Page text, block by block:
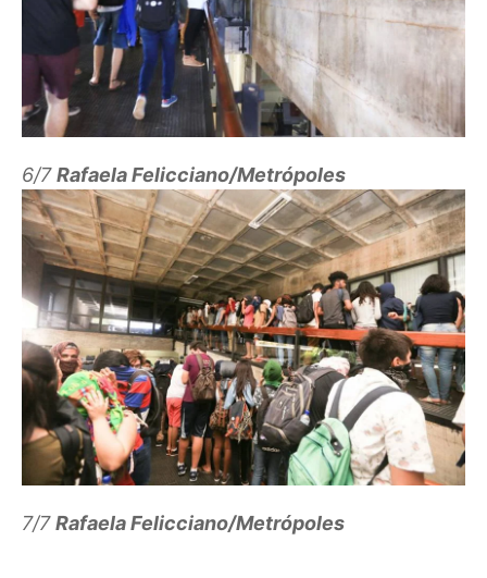
6/7Rafaela Felicciano/Metrópoles
7/7Rafaela Felicciano/Metrópoles